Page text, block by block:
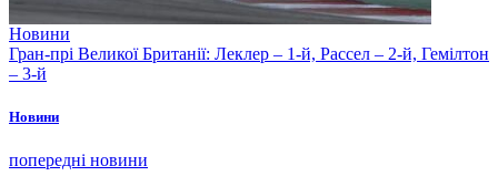
Новини
Гран-прі Великої Британії: Леклер – 1-й, Рассел – 2-й, Гемілтон
– 3-й
Новини
попередні новини